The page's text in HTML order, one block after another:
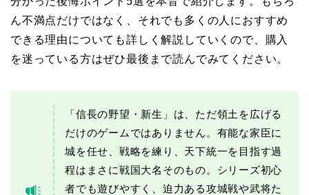
ん不満点だけではなく、それでも多くの人におすすめ
できる理由についても詳しく解説していくので、購入
を迷っている方はぜひ最後まで読んでみてください。
「信長の野望・新生」は、ただ領土を広げる
だけのゲームではありません。有能な家臣に
城を任せ、戦略を練り、天下統一を目指す過
程はまさに戦国大名そのもの。シリーズ初心
者でも遊びやすく、迫力ある攻城戦や武将た